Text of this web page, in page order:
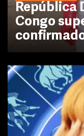
República
Congo